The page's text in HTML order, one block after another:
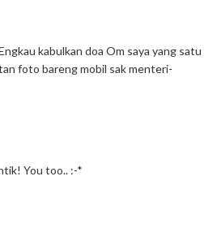
kabulkan doa Om saya yang satu
foto bareng mobil sak menteri-
You too.. :-*